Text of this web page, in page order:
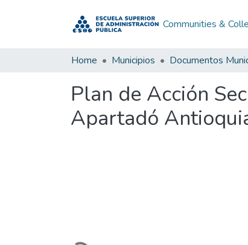
Communities &
Home Municipios Documentos
Plan de Acción
Apartadó